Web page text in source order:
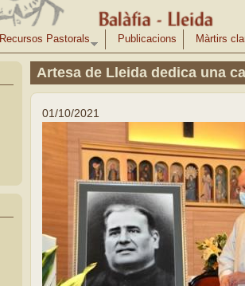
Recursos Pastorals Publicacions Màrtirs
Artesa de Lleida dedica una
01/10/2021